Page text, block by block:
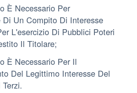
È Necessario Per
Di Un Compito Di Interesse
L'esercizio Di Pubblici Poteri
Il Titolare;
È Necessario Per Il
Del Legittimo Interesse Del